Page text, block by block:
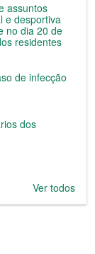
assuntos
e desportiva
no dia 20 de
residentes
de infecção
dos
Ver todos